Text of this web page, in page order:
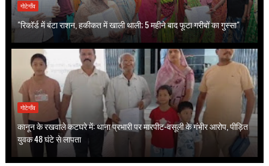
गोटेगाँव
"रिकॉर्ड में बंटा राशन, हकीकत में खाली थाली; 5 महीने बाद फूटा गरीबों का गुस्सा"
गोटेगाँव
कानून के रखवाले कटघरे में: थाना प्रभारी पर मारपीट-वसूली के गंभीर आरोप, पीड़ित
युवक 48 घंटे से लापता